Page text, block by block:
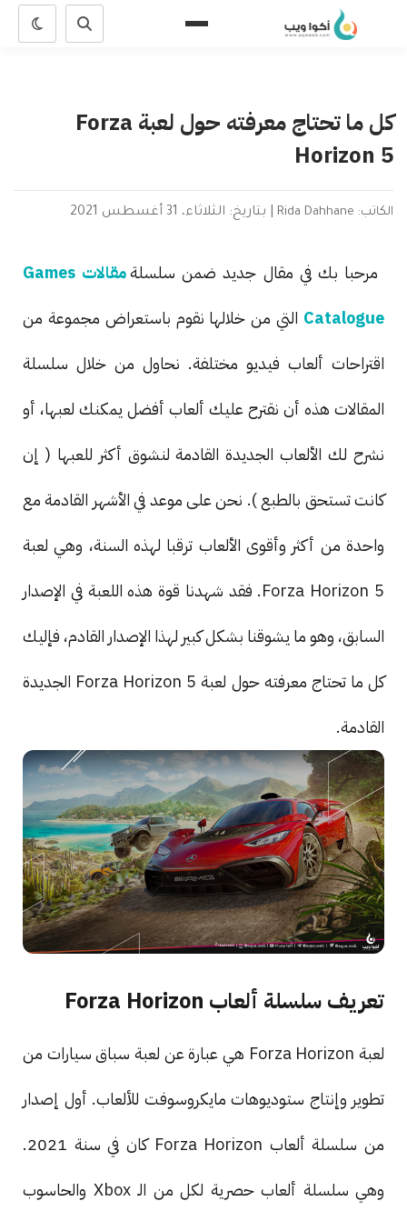
كل ما تحتاج معرفته حول لعبة Forza
Horizon 5
الكاتب: Rida Dahhane بتاريخ: الثلاثاء، 31 أغسطس 2021
مرحبا بك في مقال جديد ضمن سلسلة
مقالات Games
Catalogue التي من خلالها نقوم باستعراض مجموعة من
اقتراحات ألعاب فيديو مختلفة. نحاول من خلال سلسلة
المقالات هذه أن نقترح عليك ألعاب أفضل يمكنك لعبها، أو
نشرح لك الألعاب الجديدة القادمة لنشوق أكثر للعبها ( إن
كانت تستحق بالطبع ). نحن على موعد في الأشهر القادمة مع
واحدة من أكثر وأقوى الألعاب ترقبا لهذه السنة، وهي لعبة
Forza Horizon 5. فقد شهدنا قوة هذه اللعبة في الإصدار
السابق، وهو ما يشوقنا بشكل كبير لهذا الإصدار القادم، فإليك
كل ما تحتاج معرفته حول لعبة Forza Horizon 5 الجديدة
القادمة.
تعريف سلسلة ألعاب Forza Horizon
لعبة Forza Horizon هي عبارة عن لعبة سباق سيارات من
تطوير وإنتاج ستوديوهات مايكروسوفت للألعاب. أول إصدار
من سلسلة ألعاب Forza Horizon كان في سنة 2021.
وهي سلسلة ألعاب حصرية لكل من الـ Xbox والحاسوب